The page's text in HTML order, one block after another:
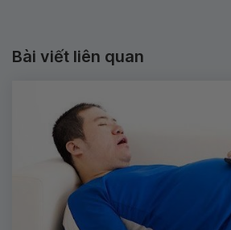
Bài viết liên quan